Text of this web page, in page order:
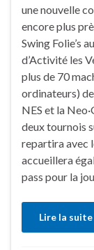
une nouvelle
encore plus
Swing Folie’s
d’Activité les
plus de 70
ordinateurs)
NES et la
deux tournois
repartira avec
accueillera
pass pour la
Lire la suite